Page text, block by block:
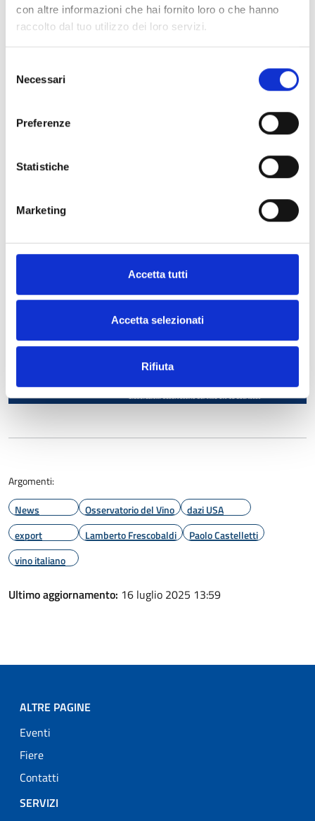
con altre informazioni che hai fornito loro o che hanno
raccolto dal tuo utilizzo dei loro servizi.
delNecessari
Preferenze
Statistiche
Marketing
Accetta tutti
Accetta selezionati
Rifiuta
Argomenti:
News
Osservatorio del Vino
dazi USA
export
Lamberto Frescobaldi
Paolo Castelletti
vino italiano
Ultimo aggiornamento: 16 luglio 2025 13:59
ALTRE PAGINE
Eventi
Fiere
Contatti
SERVIZI